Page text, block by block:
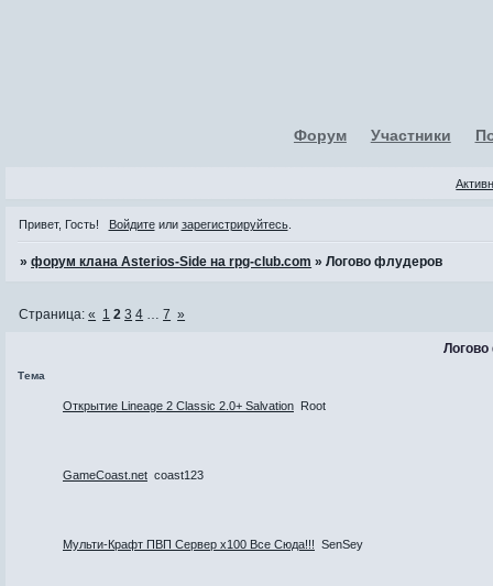
Форум Участники
Привет, Гость! Войдитеили зарегистрируйтесь.
»форум клана Asterios-Side на rpg-club.com »Логово флудеров
Страница:« 1 2 3 4 … 7 »
Тема
Открытие Lineage 2 Classic 2.0+ Salvation Root
GameCoast.net coast123
Мульти-Крафт ПВП Сервер х100 Все Сюда!!! SenSey